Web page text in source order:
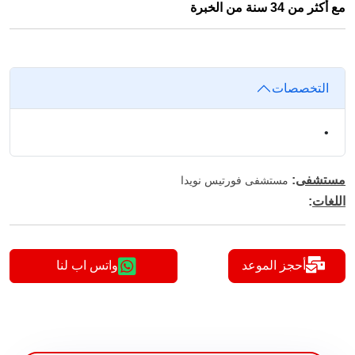
مع أكثر من 34 سنة من الخبرة
التخصصات
•
مستشفى: مستشفى فورتيس نويدا
اللغات:
أحجز الموعد واتس اب لنا